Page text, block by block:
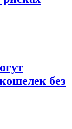
без